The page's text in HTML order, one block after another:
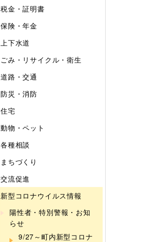
税金・証明書
保険・年金
上下水道
ごみ・リサイクル・衛生
道路・交通
防災・消防
住宅
動物・ペット
各種相談
まちづくり
交流促進
新型コロナウイルス情報
陽性者・特別警報・お知
らせ
9/27～町内新型コロナ